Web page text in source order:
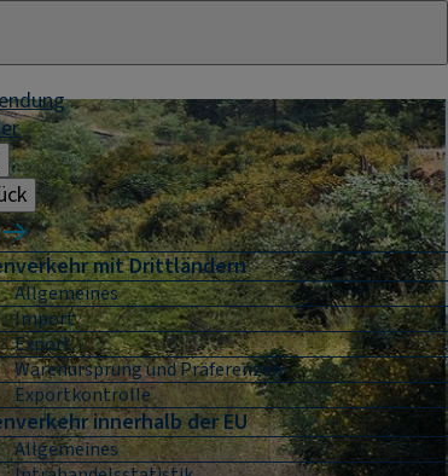
mit Drittländern
Allgemeines
Import
Export
Warenursprung und Präferenzen
Exportkontrolle
innerhalb der EU
Allgemeines